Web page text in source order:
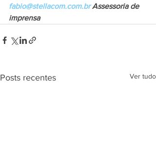
fabio@stellacom.com.br Assessoria de
imprensa
Posts recentes Ver tudo